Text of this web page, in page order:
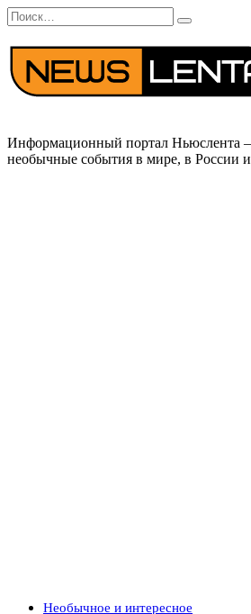
Перейти
к
содержанию
Search
for:
Информационный портал Ньюслента
необычные события в мире, в России
Необычное и интересное